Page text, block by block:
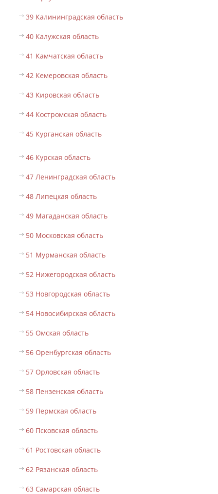
39 Калининградская область
40 Калужская область
41 Камчатская область
42 Кемеровская область
43 Кировская область
44 Костромская область
45 Курганская область
46 Курская область
47 Ленинградская область
48 Липецкая область
49 Магаданская область
50 Московская область
51 Мурманская область
52 Нижегородская область
53 Новгородская область
54 Новосибирская область
55 Омская область
56 Оренбургская область
57 Орловская область
58 Пензенская область
59 Пермская область
60 Псковская область
61 Ростовская область
62 Рязанская область
63 Самарская область